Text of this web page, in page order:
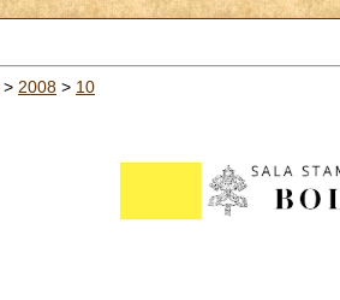
> 2008 > 10